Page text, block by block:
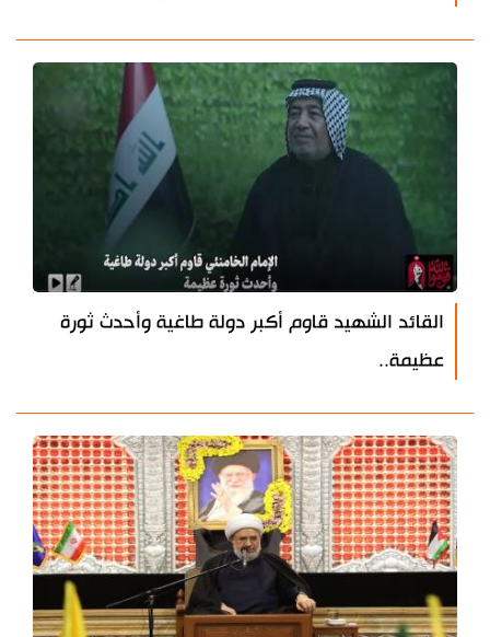
القائد الشهيد قاوم أكبر دولة طاغية وأحدث ثورة
عظيمة..